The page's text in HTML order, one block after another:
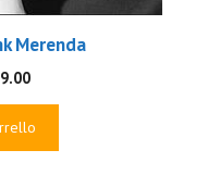
Merenda
Il
prezzo
attuale